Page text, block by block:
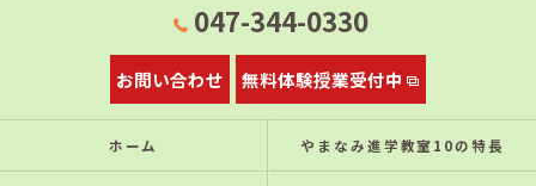
047-344-0330
お問い合わせ 無料体験授業受付中
ホーム やまなみ進学教室10の特⻑